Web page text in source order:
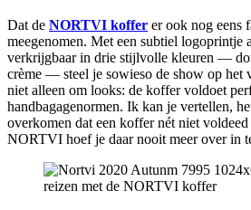
Dat de NORTVI koffer er ook nog eens
meegenomen. Met een subtiel logoprintje
verkrijgbaar in drie stijlvolle kleuren —
crème — steel je sowieso de show op het
niet alleen om looks: de koffer voldoet
handbagagenormen. Ik kan je vertellen,
overkomen dat een koffer nét niet
NORTVI hoef je daar nooit meer over in